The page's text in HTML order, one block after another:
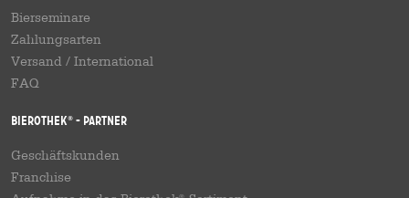
Bierseminare
Zahlungsarten
Versand / International
FAQ
Bierothek® - Partner
Geschäftskunden
Franchise
®